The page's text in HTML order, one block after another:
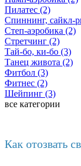
Пилатес (2)
Спиннинг, сайкл-
Степ-аэробика (2)
Стретчинг (2)
Тай-бо, ки-бо (3)
Танец живота (2)
Фитбол (3)
Фитнес (2)
Шейпинг (3)
все категории
Как отозвать